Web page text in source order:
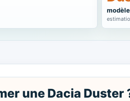
modèle
une Dacia Duster